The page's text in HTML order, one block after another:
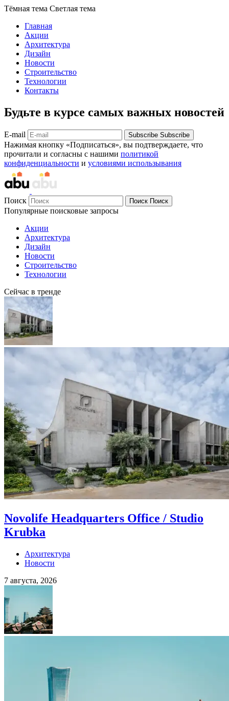
Тёмная тема Светлая тема
Главная
Акции
Архитектура
Дизайн
Новости
Строительство
Технологии
Контакты
Будьте в курсе самых важных новостей
E-mail Subscribe Subscribe
Нажимая кнопку «Подписаться», вы подтверждаете, что
прочитали и согласны с нашими политикой
конфиденциальности и условиями использывания
Поиск Поиск Поиск
Популярные поисковые запросы
Акции
Архитектура
Дизайн
Новости
Строительство
Технологии
Сейчас в тренде
Novolife Headquarters Office / Studio
Krubka
Архитектура
Новости
7 августа, 2026